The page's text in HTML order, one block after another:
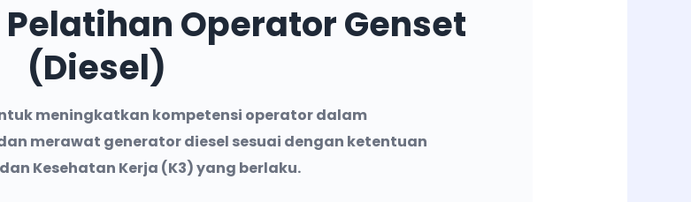
Operator Genset
(Diesel)
meningkatkan kompetensi operator dalam
merawat generator diesel sesuai dengan ketentuan
Kesehatan Kerja (K3) yang berlaku.